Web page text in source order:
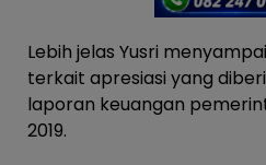
Lebih jelas Yusri
terkait apresiasi yang
laporan keuangan
2019.